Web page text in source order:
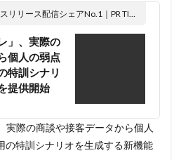
リース配信シェアNo.1｜PR TIMES
」、実際の
個人の弱点
特訓シナリ
提供開始
実際の商談や接客データから個人
の特訓シナリオを生成する新機能